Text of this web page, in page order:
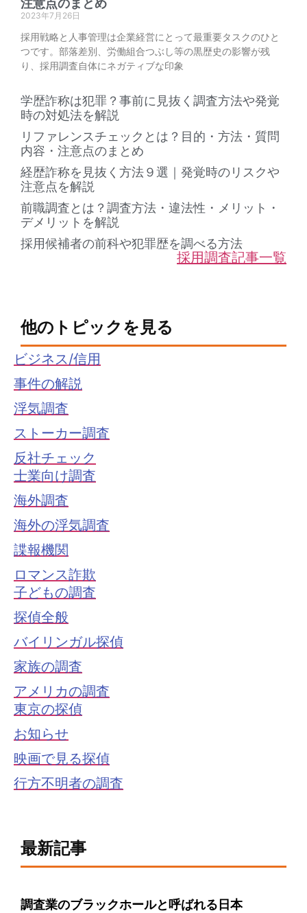
注意点のまとめ
2023年7月26日
採用戦略と人事管理は企業経営にとって最重要タスクのひと
つです。部落差別、労働組合つぶし等の黒歴史の影響が残
り、採用調査自体にネガティブな印象
学歴詐称は犯罪？事前に見抜く調査方法や発覚
時の対処法を解説
リファレンスチェックとは？目的・方法・質問
内容・注意点のまとめ
経歴詐称を見抜く方法９選｜発覚時のリスクや
注意点を解説
前職調査とは？調査方法・違法性・メリット・
デメリットを解説
採用候補者の前科や犯罪歴を調べる方法
採用調査記事一覧
他のトピックを見る
ビジネス/信用
事件の解説
浮気調査
ストーカー調査
反社チェック
士業向け調査
海外調査
海外の浮気調査
諜報機関
ロマンス詐欺
子どもの調査
探偵全般
バイリンガル探偵
家族の調査
アメリカの調査
東京の探偵
お知らせ
映画で見る探偵
行方不明者の調査
最新記事
調査業のブラックホールと呼ばれる日本